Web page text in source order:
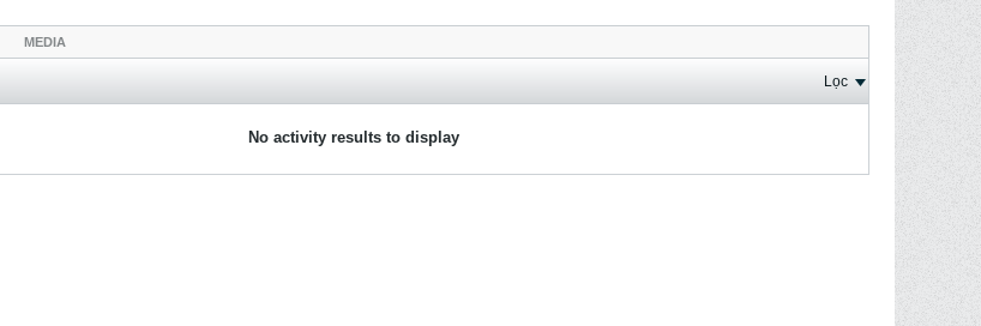
MEDIA
Lọc
No activity results to display